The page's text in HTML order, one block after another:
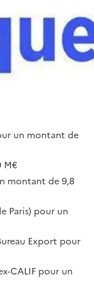
un montant de
M€
montant de 9,8
Paris) pour un
Export pour
CALIF pour un